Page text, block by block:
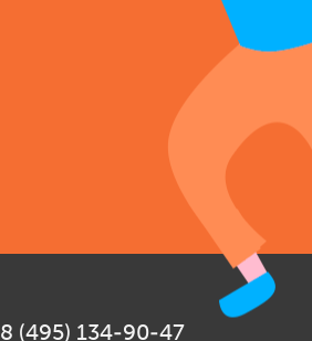
8 (495) 134-90-47